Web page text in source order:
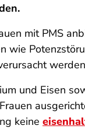
mit PMS
wie
und Eisen
keine